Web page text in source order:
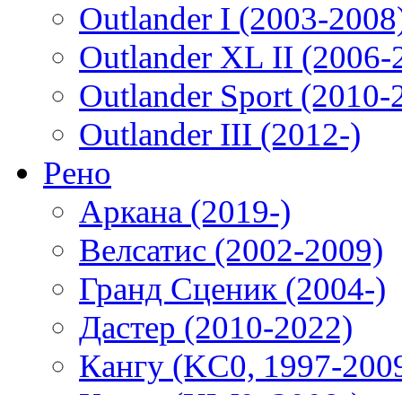
Outlander I (2003-
Outlander XL II (2006-
Outlander Sport (2010-
Outlander III (2012-)
Рено
Аркана (2019-)
Велсатис (2002-2009)
Гранд Сценик (2004-)
Дастер (2010-2022)
Кангу (KC0, 1997-